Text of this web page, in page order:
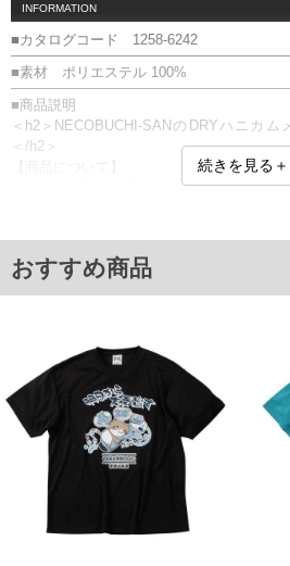
INFORMATION
■カタログコード 1258-6242
■素材 ポリエステル 100%
■商品説明
＜h2＞NECOBUCHI-SANのDRYハニカ
＜/h2＞
こちらは入荷待ち商品になります。
■サイズ表
4L/140/80/140/60/25
5L/150/82/150/62/26
6L/160/84/160/64/27
8L/180/88/180/68/29
単位はcm
※【返品交換について】
返品交換希望の方は、商品到着後1週間以内にご連
下着(肌着)やワイシャツは商品の性質上、返品交換
ご了承くださいませ。
※【ボトムの裾上げをご希望の場合】
続きを見る＋
おすすめ商品